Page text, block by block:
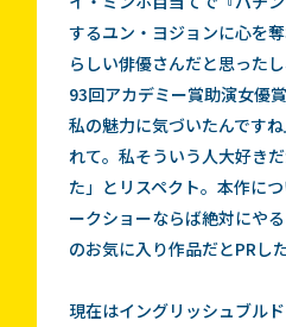
するユン・ヨジョンに心を
らしい俳優さんだと思った
93回アカデミー賞助演女優
私の魅力に気づいたんです
れて。私そういう人大好き
た」とリスペクト。本作に
ークショーならば絶対にや
のお気に入り作品だとPRした
現在はイングリッシュブル